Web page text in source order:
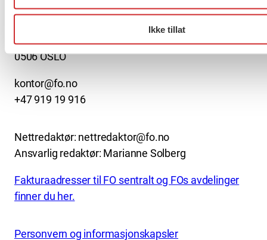
Ikke tillat
FO (Fellesorganisasjonen)
Pb. 4693 Sofienberg
0506 OSLO
kontor@fo.no
+47 919 19 916
Nettredaktør: nettredaktor@fo.no
Ansvarlig redaktør: Marianne Solberg
Fakturaadresser til FO sentralt og FOs avdelinger
finner du her.
Personvern og informasjonskapsler